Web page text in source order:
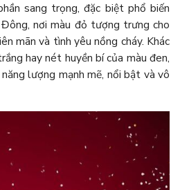
sang trọng, đặc biệt phổ biến
nơi màu đỏ tượng trưng cho
mãn và tình yêu nồng cháy. Khác
hay nét huyền bí của màu đen,
lượng mạnh mẽ, nổi bật và vô